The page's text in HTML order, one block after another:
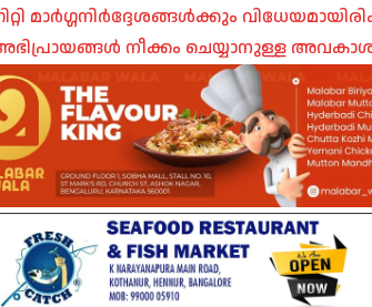
മാർഗ്ഗനിർദ്ദേശങ്ങൾക്കും
നീക്കം ചെയ്യാനുള്ള